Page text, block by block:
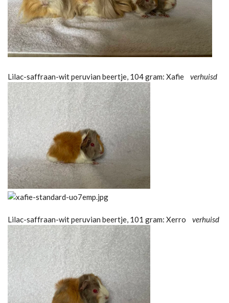
Lilac-saffraan-wit peruvian beertje, 104 gram: Xafie verhuisd
Lilac-saffraan-wit peruvian beertje, 101 gram: Xerro verhuisd